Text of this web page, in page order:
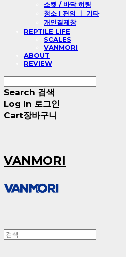
소켓 / 바닥 히팅
청소 l 편의 ㅣ 기타
개인결제창
REPTILE LIFE
SCALES
VANMORI
ABOUT
REVIEW
Search 검색
Log In 로그인
Cart장바구니
VANMORI